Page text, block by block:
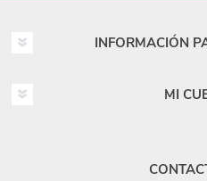
INFORMACIÓN
MI